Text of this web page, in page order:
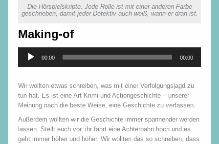
Die Hörspielskripte. Jede Rolle ist mit einer anderen Farbe
geschrieben, damit jeder Detektiv auch weiß, wann er dran ist.
Making-of
Audio-
Player
00:00 00:00
Wir wollten etwas schreiben, was mit einer Verfolgungsjagd zu
tun hat. Es ist eine Art Krimi und Actiongeschichte – unserer
Meinung nach die beste Weise, eine Geschichte zu verfassen.
Außerdem wollten wir die Geschichte immer spannender werden
lassen. Stellt euch vor, ihr fahrt eine Achterbahn hoch und es
geht immer höher und höher. Wir wollten das so schreiben, dass